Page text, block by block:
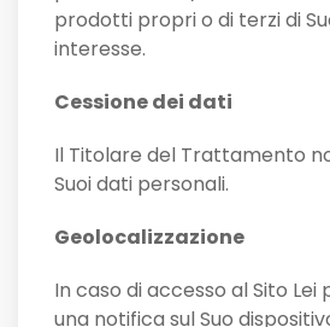
prodotti propri o di terzi di
interesse.
Cessione dei dati
Il Titolare del Trattamento
Suoi dati personali.
Geolocalizzazione
In caso di accesso al Sito
una notifica sul Suo